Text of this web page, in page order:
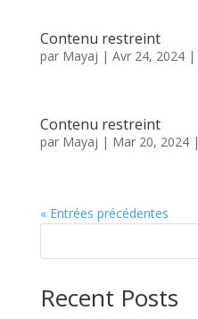
Contenu restreint
par Mayaj | Avr 24, 2024|
Contenu restreint
par Mayaj | Mar 20, 2024|
« Entrées précédentes
Recent Posts